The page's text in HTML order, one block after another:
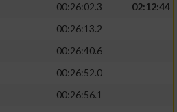
00:26:02.3
02:12:44
00:26:13.2
00:26:40.6
00:26:52.0
00:26:56.1